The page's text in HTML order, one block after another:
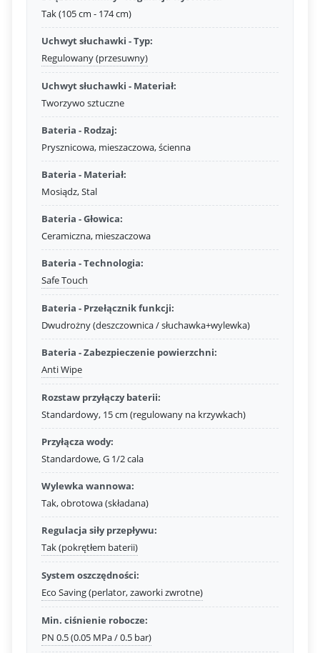
Tak (105 cm - 174 cm)
Uchwyt słuchawki - Typ:
Regulowany (przesuwny)
Uchwyt słuchawki - Materiał:
Tworzywo sztuczne
Bateria - Rodzaj:
Prysznicowa, mieszaczowa, ścienna
Bateria - Materiał:
Mosiądz, Stal
Bateria - Głowica:
Ceramiczna, mieszaczowa
Bateria - Technologia:
Safe Touch
Bateria - Przełącznik funkcji:
Dwudrożny (deszczownica / słuchawka+wylewka)
Bateria - Zabezpieczenie powierzchni:
Anti Wipe
Rozstaw przyłączy baterii:
Standardowy, 15 cm (regulowany na krzywkach)
Przyłącza wody:
Standardowe, G 1/2 cala
Wylewka wannowa:
Tak, obrotowa (składana)
Regulacja siły przepływu:
Tak (pokrętłem baterii)
System oszczędności:
Eco Saving (perlator, zaworki zwrotne)
Min. ciśnienie robocze:
PN 0.5 (0.05 MPa / 0.5 bar)